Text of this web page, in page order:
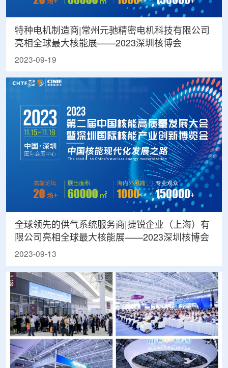
特种电机制造商|常州元驰精密电机科技有限公司
亮相全球最大核能展——2023深圳核博会
2023-09-19
全球领先的供气系统服务商|捷锐企业（上海）有
限公司亮相全球最大核能展——2023深圳核博会
2023-09-13